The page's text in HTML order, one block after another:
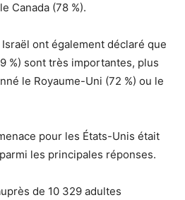
Canada (78 %).
ont également déclaré que
%) sont très importantes, plus
le Royaume-Uni (72 %) ou le
pour les États-Unis était
les principales réponses.
de 10 329 adultes